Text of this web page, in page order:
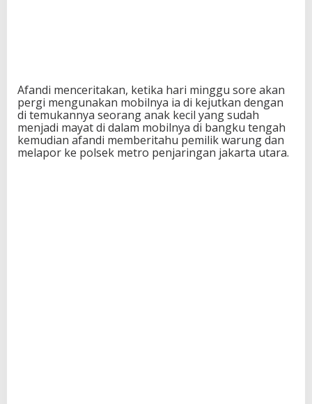
Afandi menceritakan, ketika hari minggu sore akan
pergi mengunakan mobilnya ia di kejutkan dengan
di temukannya seorang anak kecil yang sudah
menjadi mayat di dalam mobilnya di bangku tengah
kemudian afandi memberitahu pemilik warung dan
melapor ke polsek metro penjaringan jakarta utara.